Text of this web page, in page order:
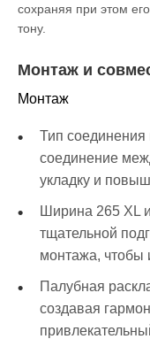
сохраняя при этом
тону.
Монтаж и
Монтаж
Тип
соединение
укладку и
Ширина 265 XL
тщательной
монтажа, чтобы
Палубная
создавая